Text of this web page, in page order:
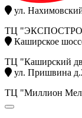
ул.
ТЦ "ЭКСПОСТРОЙ
Каширское
ТЦ "Каширский
ул. Пришвина
ТЦ "Миллион